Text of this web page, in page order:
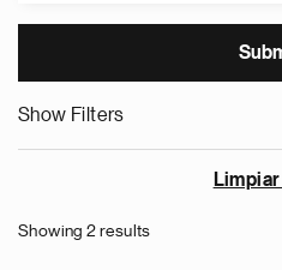
Show Filters
Showing 2 results